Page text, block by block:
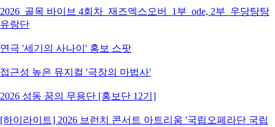
2026_골목 바이브 4회차_재즈엑스오버_1부_ode, 2부_우당탕탕
유랑단
연극 '세기의 사나이' 홍보 스팟
접근성 높은 뮤지컬 '극장의 마법사'
2026 성동 꿈의 무용단 [홍보단 12기]
[하이라이트] 2026 브런치 콘서트 아트리움 '국립오페라단 국립